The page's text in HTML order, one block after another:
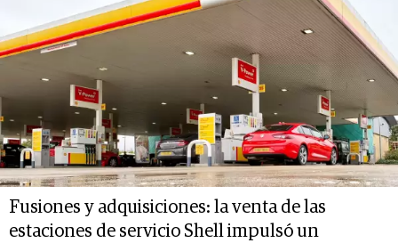
Fusiones y adquisiciones: la venta de las
estaciones de servicio Shell impulsó un